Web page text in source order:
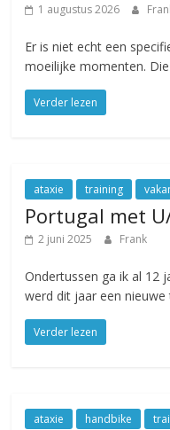
1 augustus 2026
Er is niet echt een
moeilijke momenten.
Verder lezen
ataxie training
Portugal met
2 juni 2025 Frank
Ondertussen ga ik al 12
werd dit jaar een
Verder lezen
ataxie handbike